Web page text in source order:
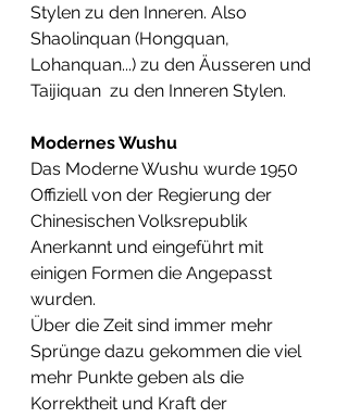
Stylen zu den Inneren. Also
Shaolinquan (Hongquan,
Lohanquan...) zu den Äusseren und
Taijiquan  zu den Inneren Stylen.
Modernes Wushu
Das Moderne Wushu wurde 1950
Offiziell von der Regierung der
Chinesischen Volksrepublik
Anerkannt und eingeführt mit
einigen Formen die Angepasst
wurden.
Über die Zeit sind immer mehr
Sprünge dazu gekommen die viel
mehr Punkte geben als die
Korrektheit und Kraft der